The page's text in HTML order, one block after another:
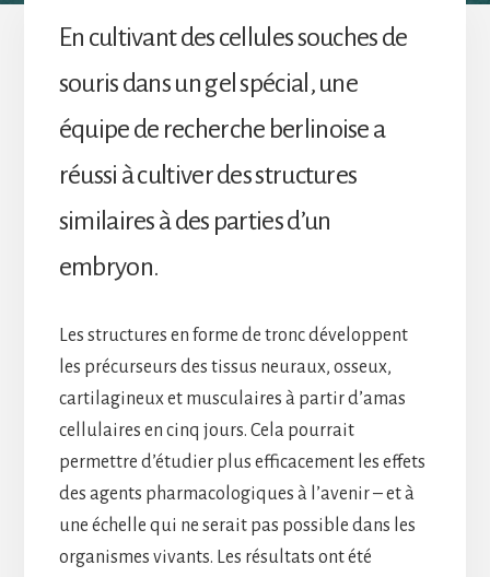
En cultivant des cellules souches de
souris dans un gel spécial, une
équipe de recherche berlinoise a
réussi à cultiver des structures
similaires à des parties d’un
embryon.
Les structures en forme de tronc développent
les précurseurs des tissus neuraux, osseux,
cartilagineux et musculaires à partir d’amas
cellulaires en cinq jours. Cela pourrait
permettre d’étudier plus efficacement les effets
des agents pharmacologiques à l’avenir – et à
une échelle qui ne serait pas possible dans les
organismes vivants. Les résultats ont été